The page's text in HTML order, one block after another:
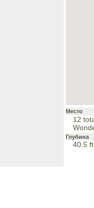
Место
12
Глубина
40.5 ft